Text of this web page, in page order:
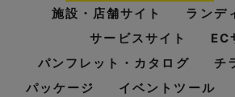
施設・店舗サイト
ランデ
サービスサイト
EC
パンフレット・カタログ
チ
パッケージ
イベントツール